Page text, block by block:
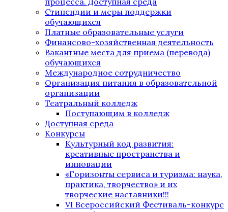
Стипендии и меры поддержки
обучающихся
Платные образовательные услуги
Финансово-хозяйственная деятельность
Вакантные места для приема (перевода)
обучающихся
Международное сотрудничество
Организация питания в образовательной
организации
Театральный колледж
Поступающим в колледж
Доступная среда
Конкурсы
Культурный код развития:
креативные пространства и
инновации
«Горизонты сервиса и туризма: наука,
практика, творчество» и их
творческие наставники!!!
VI Всероссийский Фестиваль-конкурс